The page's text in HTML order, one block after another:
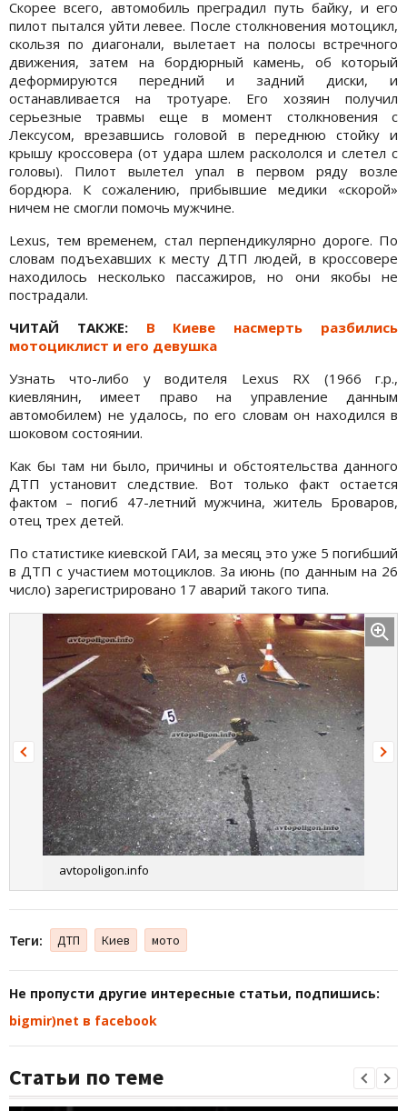
Скорее всего, автомобиль преградил путь байку, и его
пилот пытался уйти левее. После столкновения мотоцикл,
скользя по диагонали, вылетает на полосы встречного
движения, затем на бордюрный камень, об который
деформируются передний и задний диски, и
останавливается на тротуаре. Его хозяин получил
серьезные травмы еще в момент столкновения с
Лексусом, врезавшись головой в переднюю стойку и
крышу кроссовера (от удара шлем раскололся и слетел с
головы). Пилот вылетел упал в первом ряду возле
бордюра. К сожалению, прибывшие медики «скорой»
ничем не смогли помочь мужчине.
Lexus, тем временем, стал перпендикулярно дороге. По
словам подъехавших к месту ДТП людей, в кроссовере
находилось несколько пассажиров, но они якобы не
пострадали.
ЧИТАЙ ТАКЖЕ: В Киеве насмерть разбились
мотоциклист и его девушка
Узнать что-либо у водителя Lexus RX (1966 г.р.,
киевлянин, имеет право на управление данным
автомобилем) не удалось, по его словам он находился в
шоковом состоянии.
Как бы там ни было, причины и обстоятельства данного
ДТП установит следствие. Вот только факт остается
фактом – погиб 47-летний мужчина, житель Броваров,
отец трех детей.
По статистике киевской ГАИ, за месяц это уже 5 погибший
в ДТП с участием мотоциклов. За июнь (по данным на 26
число) зарегистрировано 17 аварий такого типа.
avtopoligon.info
Теги: ДТП Киев мото
Не пропусти другие интересные статьи, подпишись:
bigmir)net в facebook
Статьи по теме